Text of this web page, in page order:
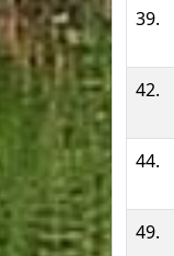
39.
42.
44.
49.